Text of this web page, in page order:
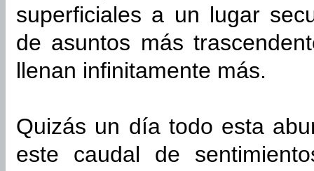
superficiales a un lugar
de asuntos más
llenan infinitamente más.
Quizás un día todo esta
este caudal de